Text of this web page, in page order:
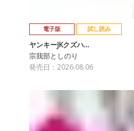
電子版 試し読み
ヤンキーJKクズハ…
宗我部としのり
発売日：2026.08.06